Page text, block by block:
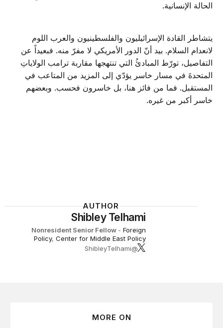
الحالة الإنسانية.
يتشاطر القادة الإسرائيليون والفلسطينيون والعرب اللوم
لانعدام السلام. بيد أنّ الدور الأمريكي لا مفرّ منه. فبعيداً عن
التفاصيل، تورّط المبادئُ التي تنتهجها مقاربة ترامب الولاياتِ
المتحدةَ في مسار خاسر يؤدّي إلى المزيد من المتاعب في
المستقبل. فما من فائز هنا، بل خاسرون فحسب. وبعضهم
خاسر أكبر من غيره.
AUTHOR
Shibley Telhami
Nonresident Senior Fellow - Foreign
Policy, Center for Middle East Policy
@ShibleyTelhami
MORE ON